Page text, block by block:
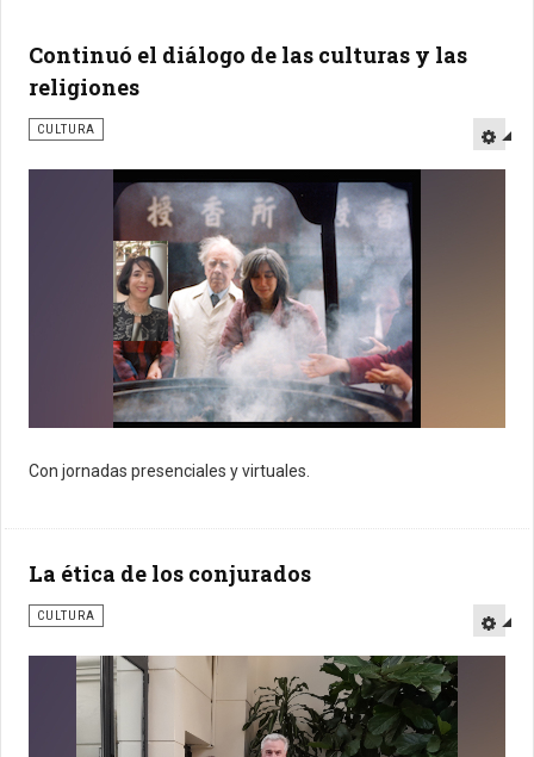
Continuó el diálogo de las culturas y las
religiones
CULTURA
Con jornadas presenciales y virtuales.
La ética de los conjurados
CULTURA